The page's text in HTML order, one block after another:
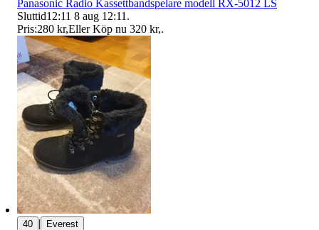
Panasonic Radio Kassettbandspelare modell RX-5012 LS
Sluttid12:11 8 aug 12:11 .
Pris:280 kr,Eller Köp nu 320 kr,.
40 | Everest